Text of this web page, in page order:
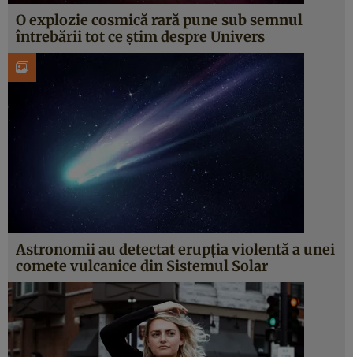
O explozie cosmică rară pune sub semnul
întrebării tot ce știm despre Univers
Astronomii au detectat erupția violentă a unei
comete vulcanice din Sistemul Solar